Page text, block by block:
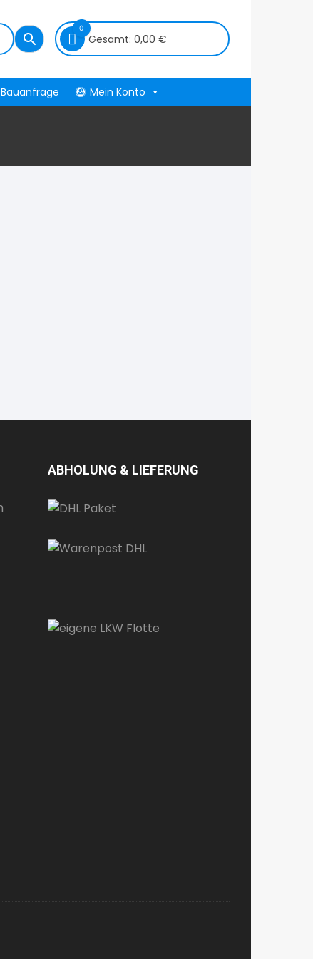
0
Gesamt: 0,00 €
Bauanfrage Mein Konto
ABHOLUNG & LIEFERUNG